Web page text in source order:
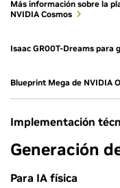
Más información sobre la
NVIDIA Cosmos
Isaac GR00T-Dreams para
Blueprint Mega de NVIDIA
Implementación
Generación
Para IA física